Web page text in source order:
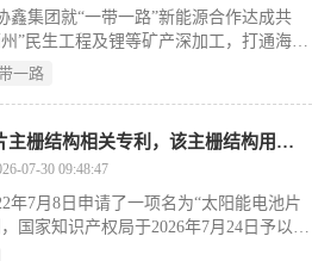
鑫集团就“一带一路”新能源合作达成共
”民生工程及锂等矿产深加工，打通海外
助力尼日利亚能源升级与工业化进程。
一路
天合光能取得太阳能电池片主栅结构相关专利，该主栅结构用于传导太阳能电池板电流
07-30 09:48:47
年7月8日申请了一项名为“太阳能电池片
国家知识产权局于2026年7月24日予以授
）。该专利聚焦于太阳能电池片